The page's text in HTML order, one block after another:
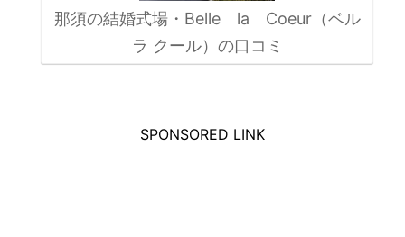
那須の結婚式場・Belle la Coeur（ベル
ラ クール）の口コミ
SPONSORED LINK